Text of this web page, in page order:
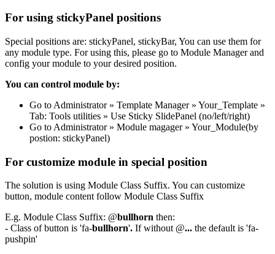
For using stickyPanel positions
Special positions are: stickyPanel, stickyBar, You can use them for
any module type. For using this, please go to Module Manager and
config your module to your desired position.
You can control module by:
Go to Administrator » Template Manager » Your_Template »
Tab: Tools utilities » Use Sticky SlidePanel (no/left/right)
Go to Administrator » Module magager » Your_Module(by
postion: stickyPanel)
For customize module in special position
The solution is using Module Class Suffix. You can customize
button, module content follow Module Class Suffix
E.g. Module Class Suffix: @bullhorn then:
- Class of button is 'fa-bullhorn'. If without @... the default is 'fa-
pushpin'